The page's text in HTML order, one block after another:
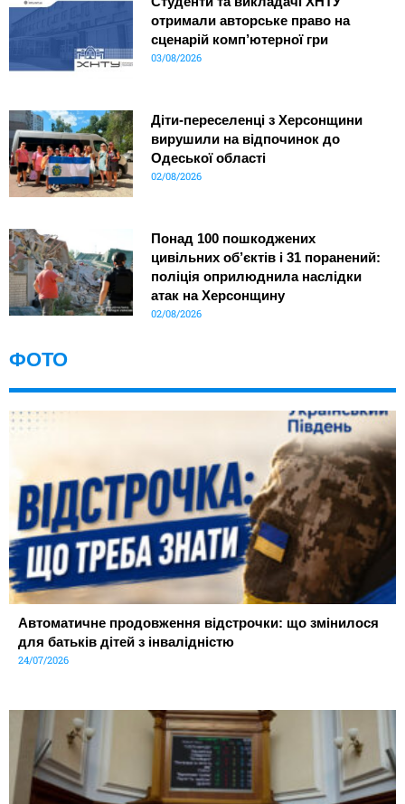
отримали авторське право на
сценарій комп’ютерної гри
03/08/2026
Діти-переселенці з Херсонщини
вирушили на відпочинок до
Одеської області
02/08/2026
Понад 100 пошкоджених
цивільних об’єктів і 31 поранений:
поліція оприлюднила наслідки
атак на Херсонщину
02/08/2026
ФОТО
Автоматичне продовження відстрочки: що змінилося
для батьків дітей з інвалідністю
24/07/2026